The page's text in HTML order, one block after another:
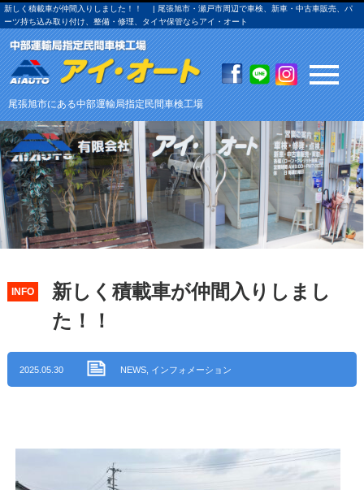
新しく積載車が仲間入りしました！！ | 尾張旭市・瀬戸市周辺で車検、新車・中古車販売、パ
ーツ持ち込み取り付け、整備・修理、タイヤ保管ならアイ・オート
尾張旭市にある中部運輸局指定民間車検工場
新しく積載車が仲間入りしまし
た！！
INFO
2025.05.30 NEWS, インフォメーション